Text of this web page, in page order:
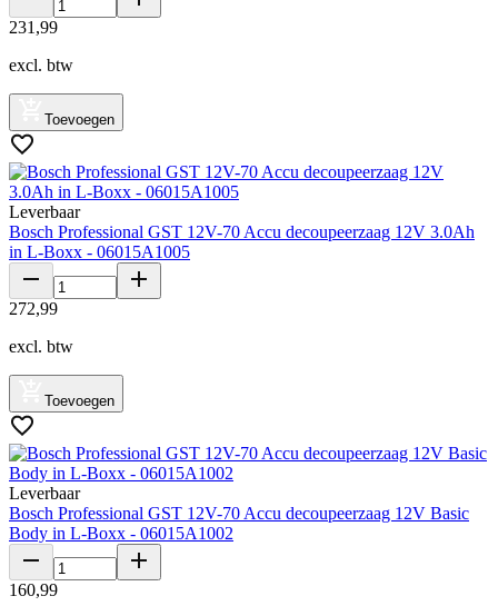
231 ,99
excl. btw
Toevoegen
Leverbaar
Bosch Professional GST 12V-70 Accu decoupeerzaag 12V 3.0Ah
in L-Boxx - 06015A1005
272,99
excl. btw
Toevoegen
Leverbaar
Bosch Professional GST 12V-70 Accu decoupeerzaag 12V Basic
Body in L-Boxx - 06015A1002
160,99